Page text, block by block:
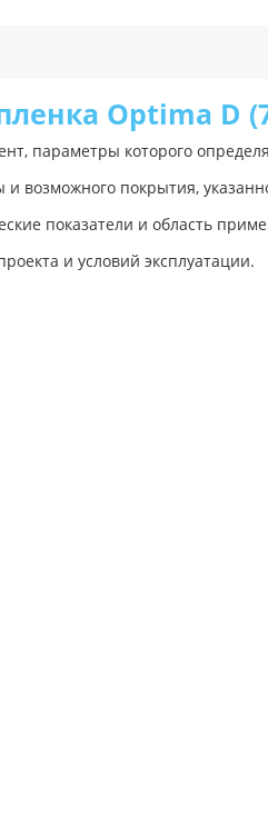
Optima D
параметры которого
возможного покрытия,
показатели и область
и условий эксплуатации.